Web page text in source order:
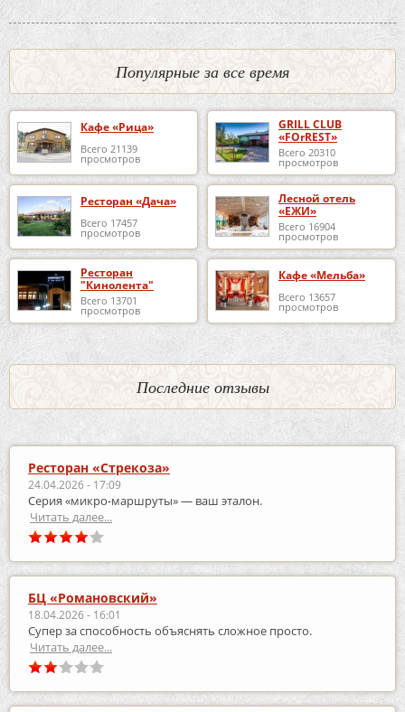
Популярные за все время
Кафе «Рица»
Всего 21139
просмотров
GRILL CLUB
«FOrREST»
Всего 20310
просмотров
Ресторан «Дача»
Всего 17457
просмотров
Лесной отель
«ЕЖИ»
Всего 16904
просмотров
Ресторан
"Кинолента"
Всего 13701
просмотров
Кафе «Мельба»
Всего 13657
просмотров
Последние отзывы
Ресторан «Стрекоза»
24.04.2026 - 17:09
Серия «микро‑маршруты» — ваш эталон.
Читать далее...
БЦ «Романовский»
18.04.2026 - 16:01
Супер за способность объяснять сложное просто.
Читать далее...